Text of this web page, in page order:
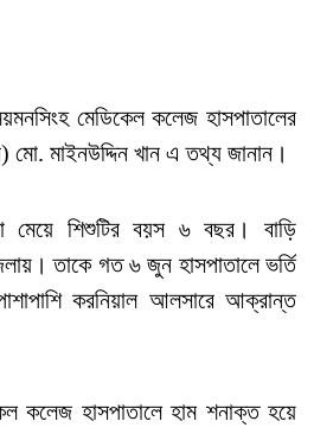
মেডিকেল কলেজ হাসপাতালের
মো. মাইনউদ্দিন খান এ তথ্য জানান।
মেয়ে শিশুটির বয়স ৬ বছর। বাড়ি
তাকে গত ৬ জুন হাসপাতালে ভর্তি
করনিয়াল আলসারে আক্রান্ত
কলেজ হাসপাতালে হাম শনাক্ত হয়ে